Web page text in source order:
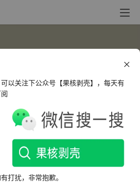
zengbin662
很懒，什么都没有留下～
以关注下公众号【果核剥壳】，每天有
打扰，非常抱歉。